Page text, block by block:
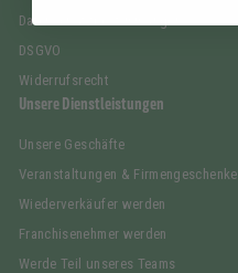
Datenschutzbestimmungen
DSGVO
Widerrufsrecht
Unsere Dienstleistungen
Unsere Geschäfte
Veranstaltungen & Firmengeschenke
Wiederverkäufer werden
Franchisenehmer werden
Werde Teil unseres Teams